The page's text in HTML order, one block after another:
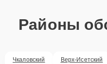
Районы
Чкаловский Верх-Исетский